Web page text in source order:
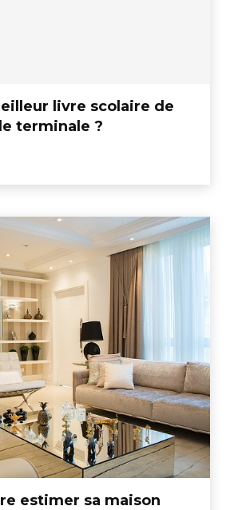
livre scolaire de
terminale ?
estimer sa maison